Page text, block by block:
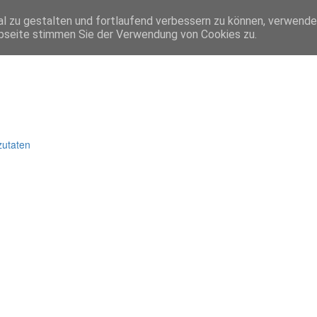
zu gestalten und fortlaufend verbessern zu können,
stimmen Sie der Verwendung von Cookies zu.